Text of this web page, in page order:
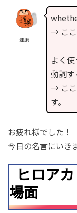
達磨
→ ここ
よく使
動詞す
→ こ
す。
お疲れ様でした！
今日の名言にいき
ヒロア
場面